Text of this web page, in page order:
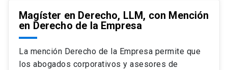
Magíster en Derecho, LLM, con Mención
en Derecho de la Empresa
La mención Derecho de la Empresa permite que
los abogados corporativos y asesores de